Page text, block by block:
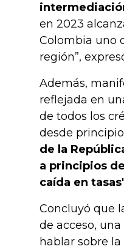
en 2023
Colombia uno
región”,
Además,
reflejada en
de todos los
desde
de la
a principios
caída en
Concluyó que
de acceso,
hablar sobre